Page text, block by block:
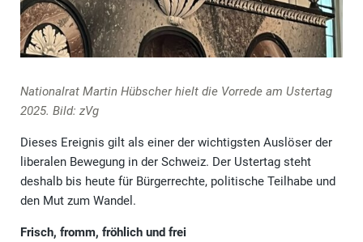
Nationalrat Martin Hübscher hielt die Vorrede am Ustertag
2025. Bild: zVg
Dieses Ereignis gilt als einer der wichtigsten Auslöser der
liberalen Bewegung in der Schweiz. Der Ustertag steht
deshalb bis heute für Bürgerrechte, politische Teilhabe und
den Mut zum Wandel.
Frisch, fromm, fröhlich und frei